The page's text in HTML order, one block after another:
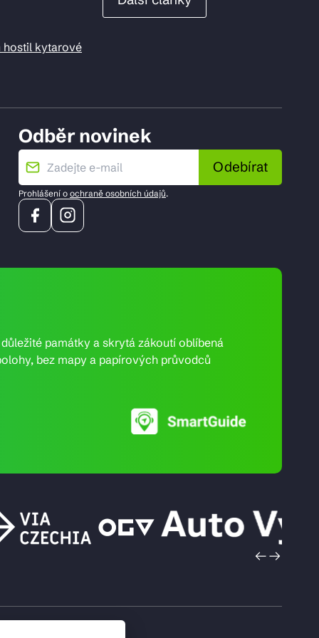
hostil kytarové
Odběr novinek
Odebírat
Prohlášení o ochraně osobních údajů.
památky a skrytá zákoutí oblíbená
bez mapy a papírových průvodců